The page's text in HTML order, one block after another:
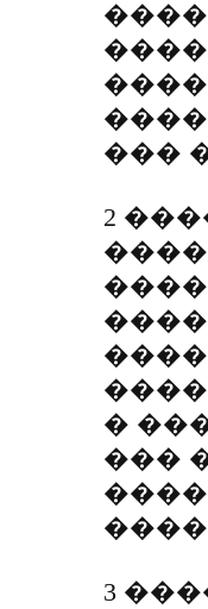
���
2
�
���
3